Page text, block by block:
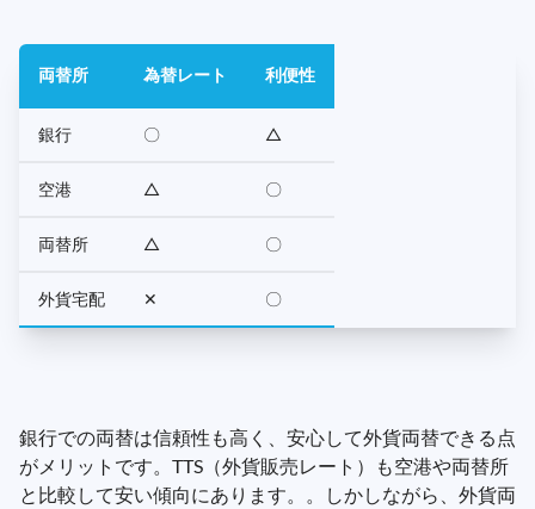
両替所 為替レート 利便性
銀行 〇 △
空港 △ 〇
両替所 △ 〇
外貨宅配 ✕ 〇
銀行での両替は信頼性も高く、安心して外貨両替できる点
がメリットです。TTS（外貨販売レート）も空港や両替所
と比較して安い傾向にあります。。しかしながら、外貨両